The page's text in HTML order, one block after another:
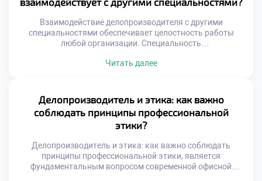
Учебная программа раскрывает экономическую суть
административной работы будущего специалиста.
Студенты […]
Взаимодействие делопроизводителя с другими
специальностями обеспечивает целостность работы
любой организации. Специальность
между разрозненными отделами. Без этой интеграции
для получения универсальных навыков.
Образовательная программа раскрывает механизмы
межфункционального сотрудничества студентов.
Будущие специалисты учатся говорить на языке разных
Читать далее
Делопроизводитель и этика: как важно
соблюдать принципы профессиональной
этики?
Делопроизводитель и этика: как важно соблюдать
принципы профессиональной этики, является
фундаментальным вопросом современной офисной